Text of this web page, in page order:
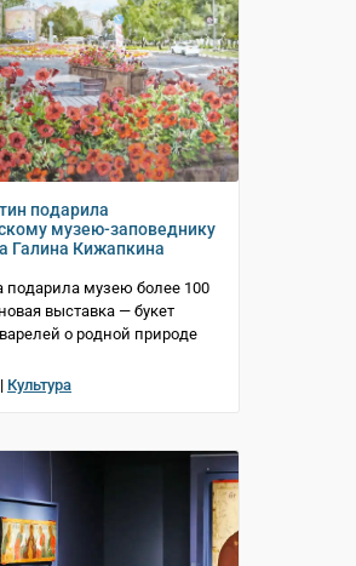
подарила
музею-заповеднику
Галина Кижапкина
подарила музею более 100
выставка — букет
о родной природе
Культура